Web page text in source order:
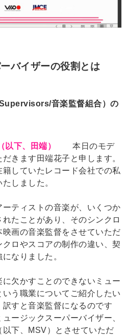
バイザーの役割とは
音楽監督組合）の
下、田端）
本日のモデ
きます田端花子と申します。
していたレコード会社での私
しました。
ティストの音楽が、いくつか
たことがあり、そのシンクロ
画の音楽監督をさせていただ
ロやスコアの制作の違い、契
なりました。
欠かすことのできないミュー
う職業についてご紹介したい
すと音楽監督になるのです
ージックスーパーバイザー、
下、MSV）とさせていただ